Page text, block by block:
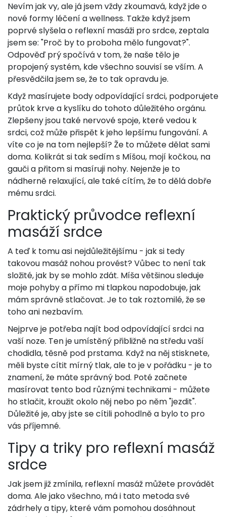
Nevím jak vy, ale já jsem vždy zkoumavá, když jde o
nové formy léčení a wellness. Takže když jsem
poprvé slyšela o reflexní masáži pro srdce, zeptala
jsem se: "Proč by to proboha mělo fungovat?".
Odpověď prý spočívá v tom, že naše tělo je
propojený systém, kde všechno souvisí se vším. A
přesvědčila jsem se, že to tak opravdu je.
Když masírujete body odpovídající srdci, podporujete
průtok krve a kyslíku do tohoto důležitého orgánu.
Zlepšeny jsou také nervové spoje, které vedou k
srdci, což může přispět k jeho lepšímu fungování. A
víte co je na tom nejlepší? Že to můžete dělat sami
doma. Kolikrát si tak sedím s Míšou, mojí kočkou, na
gauči a přitom si masíruji nohy. Nejenže je to
nádherně relaxující, ale také cítím, že to dělá dobře
mému srdci.
Praktický průvodce reflexní
masáží srdce
A teď k tomu asi nejdůležitějšímu - jak si tedy
takovou masáž nohou provést? Vůbec to není tak
složité, jak by se mohlo zdát. Míša většinou sleduje
moje pohyby a přímo mi tlapkou napodobuje, jak
mám správně stlačovat. Je to tak roztomilé, že se
toho ani nezbavím.
Nejprve je potřeba najít bod odpovídající srdci na
vaší noze. Ten je umístěný přibližně na středu vaší
chodidla, těsně pod prstama. Když na něj stisknete,
měli byste cítit mírný tlak, ale to je v pořádku - je to
znamení, že máte správný bod. Poté začnete
masírovat tento bod různými technikami - můžete
ho stlačit, kroužit okolo něj nebo po něm "jezdit".
Důležité je, aby jste se cítili pohodlně a bylo to pro
vás příjemné.
Tipy a triky pro reflexní masáž
srdce
Jak jsem již zmínila, reflexní masáž můžete provádět
doma. Ale jako všechno, má i tato metoda své
zádrhely a tipy, které vám pomohou dosáhnout